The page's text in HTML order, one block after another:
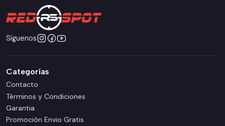
Síguenos
Categorías
Contacto
Términos y Condiciones
Garantia
Promoción Envio Gratis